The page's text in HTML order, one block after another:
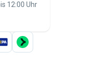
12:00 Uhr